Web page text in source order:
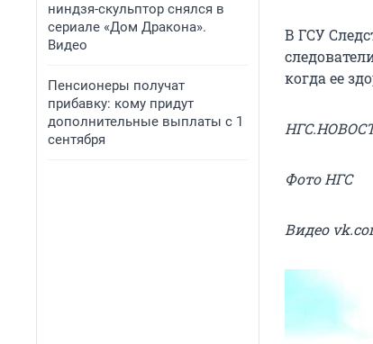
ниндзя-скульптор снялся в
сериале «Дом Дракона».
Видео
Пенсионеры получат
прибавку: кому придут
дополнительные выплаты с 1
сентября
В ГСУ
когда ее
Фото НГС
Видео